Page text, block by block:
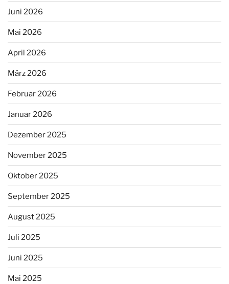
Juni 2026
Mai 2026
April 2026
März 2026
Februar 2026
Januar 2026
Dezember 2025
November 2025
Oktober 2025
September 2025
August 2025
Juli 2025
Juni 2025
Mai 2025